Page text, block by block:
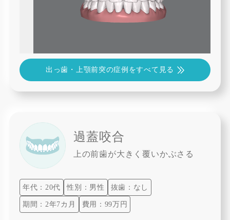
出っ歯・上顎前突の症例をすべて見る
過蓋咬合
上の前歯が大きく覆いかぶさる
年代：20代 性別：男性 抜歯：なし
期間：2年7カ月 費用：99万円